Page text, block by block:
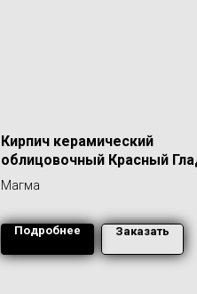
Кирпич керамический
облицовочный Красный
1,4 НФ
Магма
Подробнее Заказать